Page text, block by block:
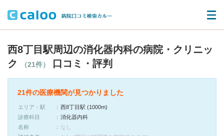
西8丁目駅周辺の消化器内科の病院・クリニッ
ク
（21件） 口コミ・評判
21件の医療機関が見つかりました
エリア・駅
西8丁目駅 (1000m)
診療科目
消化器内科
名称
なし